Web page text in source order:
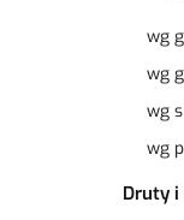
wg
wg
wg
wg
Druty i